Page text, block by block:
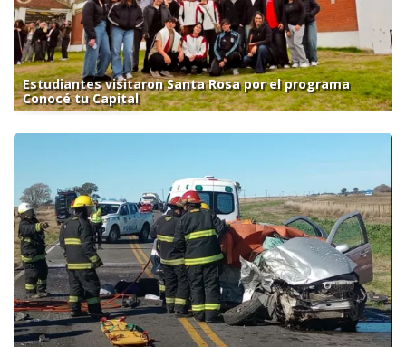
Estudiantes visitaron Santa Rosa por el programa
Conocé tu Capital